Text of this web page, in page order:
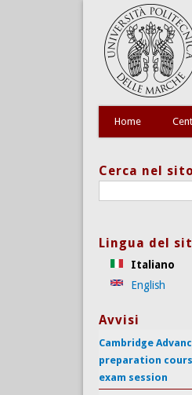
Home
Cerca nel sito
Lingua del
Italiano
English
Avvisi
Cambridge
preparation
exam session